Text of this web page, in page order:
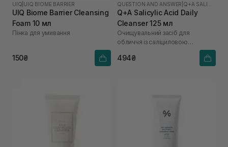
UIQ UIQ BIOME BARRIER
UIQ Biome Barrier Cleansing
Foam 10 мл
Пінка для умивання
150₴
QUESTION AND ANSWER
Q+A Salicylic Acid Daily
Cleanser 125 мл
Очищувальний засіб для
обличчя із саліциловою
494₴